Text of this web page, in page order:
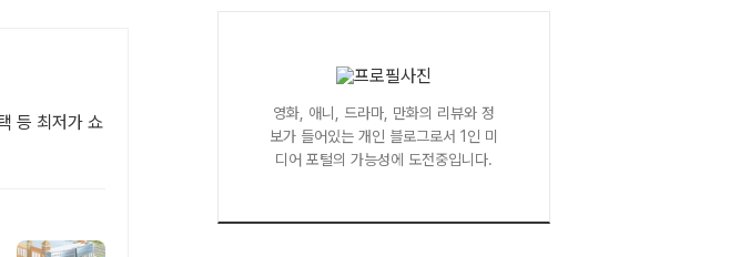
등 최저가 쇼
영화, 애니, 드라마, 만화의 리뷰와 정
보가 들어있는 개인 블로그로서 1인 미
디어 포털의 가능성에 도전중입니다.